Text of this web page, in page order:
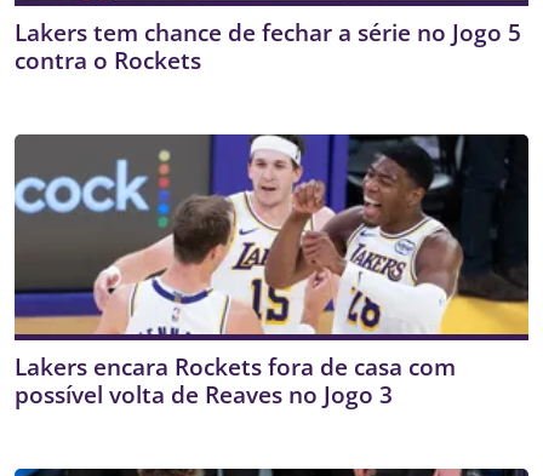
Lakers tem chance de fechar a série no Jogo 5
contra o Rockets
Lakers encara Rockets fora de casa com
possível volta de Reaves no Jogo 3